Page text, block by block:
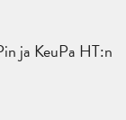
ja KeuPa HT:n